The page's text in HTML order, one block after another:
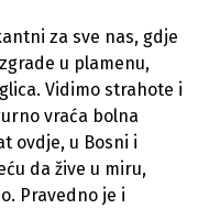
za sve nas, gdje
u plamenu,
Vidimo strahote i
vraća bolna
ovdje, u Bosni i
da žive u miru,
Pravedno je i